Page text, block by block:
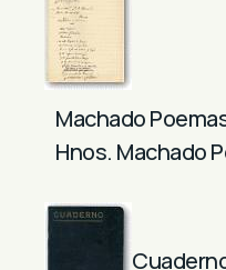
Machado
Hnos. Machado